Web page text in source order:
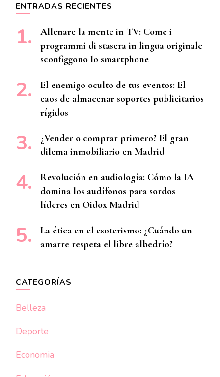
ENTRADAS RECIENTES
Allenare la mente in TV: Come i
programmi di stasera in lingua originale
sconfiggono lo smartphone
El enemigo oculto de tus eventos: El
caos de almacenar soportes publicitarios
rígidos
¿Vender o comprar primero? El gran
dilema inmobiliario en Madrid
Revolución en audiología: Cómo la IA
domina los audífonos para sordos
líderes en Oidox Madrid
La ética en el esoterismo: ¿Cuándo un
amarre respeta el libre albedrío?
CATEGORÍAS
Belleza
Deporte
Economia